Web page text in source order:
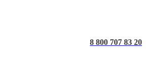
8 800 707 83 20